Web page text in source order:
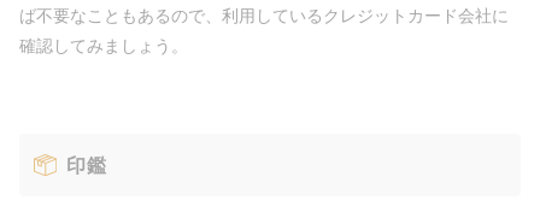
ば不要なこともあるので、利用しているクレジットカード会社に
確認してみましょう。
印鑑